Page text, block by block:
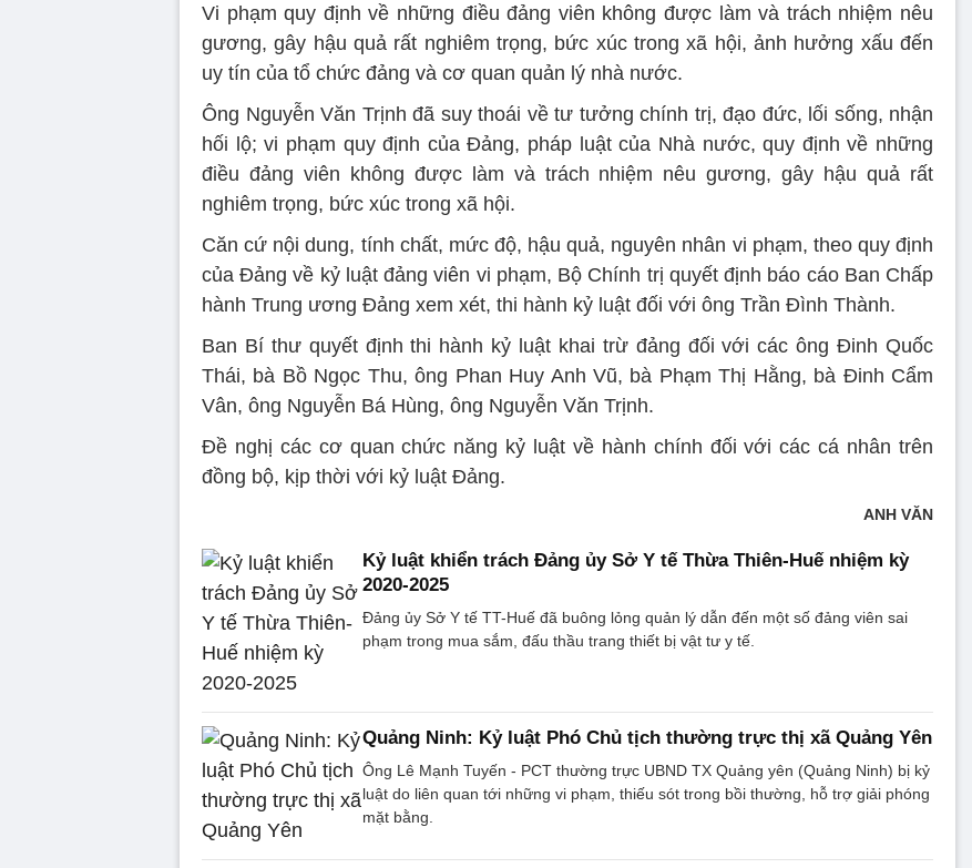
Vi phạm quy định về những điều đảng viên không được làm và trách nhiệm nêu
gương, gây hậu quả rất nghiêm trọng, bức xúc trong xã hội, ảnh hưởng xấu đến
uy tín của tổ chức đảng và cơ quan quản lý nhà nước.
Ông Nguyễn Văn Trịnh đã suy thoái về tư tưởng chính trị, đạo đức, lối sống, nhận
hối lộ; vi phạm quy định của Đảng, pháp luật của Nhà nước, quy định về những
điều đảng viên không được làm và trách nhiệm nêu gương, gây hậu quả rất
nghiêm trọng, bức xúc trong xã hội.
Căn cứ nội dung, tính chất, mức độ, hậu quả, nguyên nhân vi phạm, theo quy định
của Đảng về kỷ luật đảng viên vi phạm, Bộ Chính trị quyết định báo cáo Ban Chấp
hành Trung ương Đảng xem xét, thi hành kỷ luật đối với ông Trần Đình Thành.
Ban Bí thư quyết định thi hành kỷ luật khai trừ đảng đối với các ông Đinh Quốc
Thái, bà Bồ Ngọc Thu, ông Phan Huy Anh Vũ, bà Phạm Thị Hằng, bà Đinh Cẩm
Vân, ông Nguyễn Bá Hùng, ông Nguyễn Văn Trịnh.
Đề nghị các cơ quan chức năng kỷ luật về hành chính đối với các cá nhân trên
đồng bộ, kịp thời với kỷ luật Đảng.
ANH VĂN
Kỷ luật khiển trách Đảng ủy Sở Y tế Thừa Thiên-Huế nhiệm kỳ
2020-2025
Đảng ủy Sở Y tế TT-Huế đã buông lỏng quản lý dẫn đến một số đảng viên sai
phạm trong mua sắm, đấu thầu trang thiết bị vật tư y tế.
Quảng Ninh: Kỷ luật Phó Chủ tịch thường trực thị xã Quảng Yên
Ông Lê Mạnh Tuyến - PCT thường trực UBND TX Quảng yên (Quảng Ninh) bị kỷ
luật do liên quan tới những vi phạm, thiếu sót trong bồi thường, hỗ trợ giải phóng
mặt bằng.